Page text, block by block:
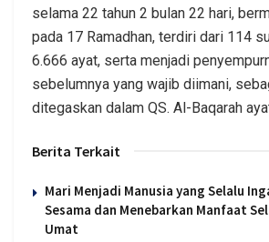
selama 22 tahun 2 bulan 22 hari,
pada 17 Ramadhan, terdiri dari 114
6.666 ayat, serta menjadi
sebelumnya yang wajib diimani,
ditegaskan dalam QS. Al-Baqarah
Berita Terkait
Mari Menjadi Manusia yang Selalu
Sesama dan Menebarkan Manfaat
Umat